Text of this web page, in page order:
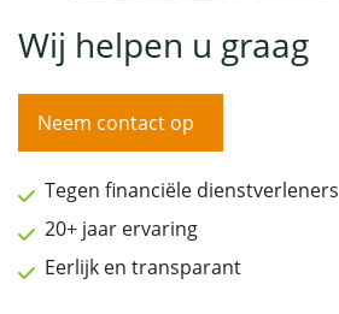
Wij helpen u graag
Neem contact op
Tegen financiële dienstverleners
20+ jaar ervaring
Eerlijk en transparant